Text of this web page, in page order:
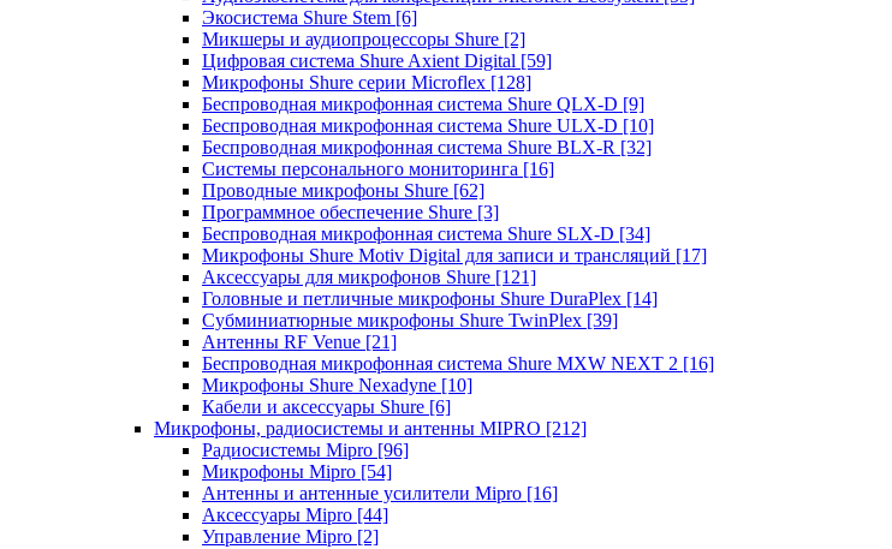
Экосистема Shure Stem [6]
Микшеры и аудиопроцессоры Shure [2]
Цифровая система Shure Axient Digital [59]
Микрофоны Shure серии Microflex [128]
Беспроводная микрофонная система Shure QLX-D [9]
Беспроводная микрофонная система Shure ULX-D [10]
Беспроводная микрофонная система Shure BLX-R [32]
Системы персонального мониторинга [16]
Проводные микрофоны Shure [62]
Программное обеспечение Shure [3]
Беспроводная микрофонная система Shure SLX-D [34]
Микрофоны Shure Motiv Digital для записи и трансляций [17]
Аксессуары для микрофонов Shure [121]
Головные и петличные микрофоны Shure DuraPlex [14]
Субминиатюрные микрофоны Shure TwinPlex [39]
Антенны RF Venue [21]
Беспроводная микрофонная система Shure MXW NEXT 2 [16]
Микрофоны Shure Nexadyne [10]
Кабели и аксессуары Shure [6]
Микрофоны, радиосистемы и антенны MIPRO [212]
Радиосистемы Mipro [96]
Микрофоны Mipro [54]
Антенны и антенные усилители Mipro [16]
Аксессуары Mipro [44]
Управление Mipro [2]